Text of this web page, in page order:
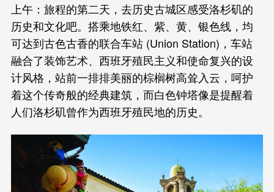
上午：旅程的第二天，去历史古城区感受洛杉矶的
历史和文化吧。搭乘地铁红、紫、黄、银色线，均
可达到古色古香的联合车站 (Union Station)，车站
融合了装饰艺术、西班牙殖民主义和使命复兴的设
计风格，站前一排排美丽的棕榈树高耸入云，呵护
着这个传奇般的经典建筑，而白色钟塔像是提醒着
人们洛杉矶曾作为西班牙殖民地的历史。